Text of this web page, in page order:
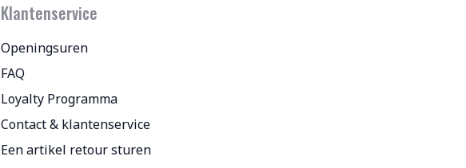
Klantenservice
Openingsuren
FAQ
Loyalty Programma
Contact & klantenservice
Een artikel retour sturen